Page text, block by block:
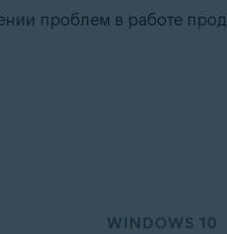
или 64-разрядная версия
проблем в работе
WINDOWS 10